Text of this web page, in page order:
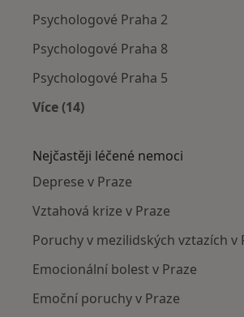
Psychologové Praha 2
Psychologové Praha 8
Psychologové Praha 5
Více (14)
Nejčastěji léčené nemoci
Deprese v Praze
Vztahová krize v Praze
Poruchy v mezilidských vztazích v
Emocionální bolest v Praze
Emoční poruchy v Praze